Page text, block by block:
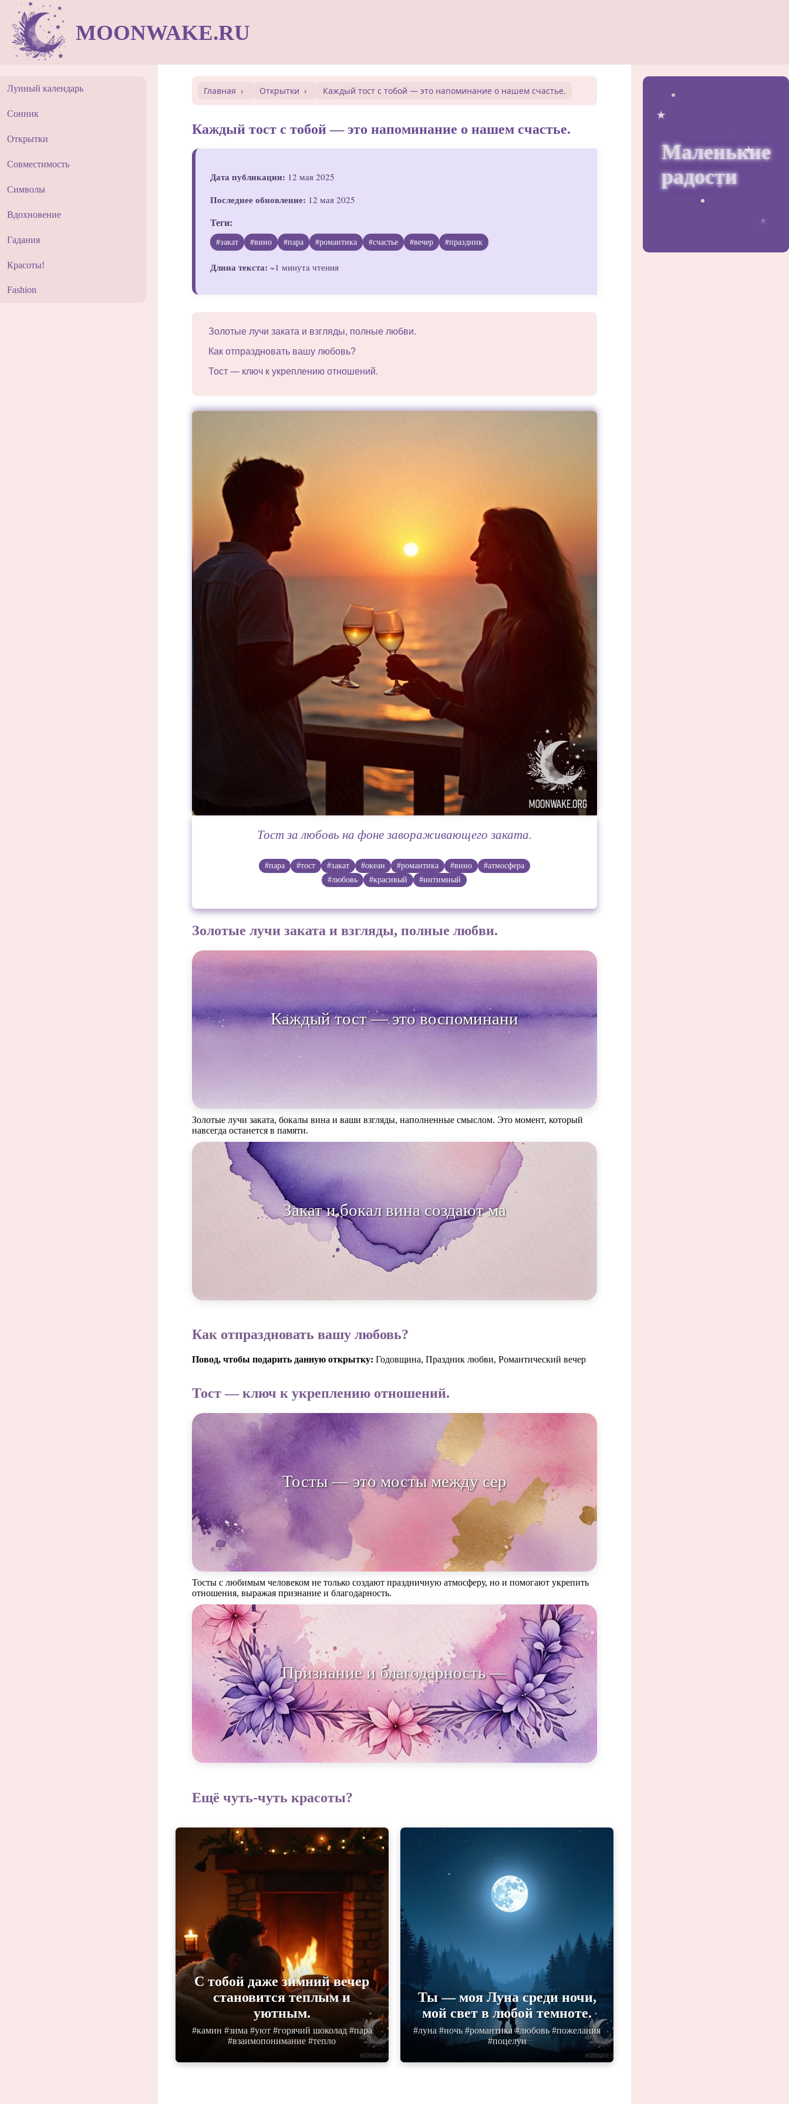
MOONWAKE.RU
Маленькие
радости
Лунный календарь
Сонник
Открытки
Совместимость
Символы
Вдохновение
Гадания
Красоты!
Fashion
Главная Открытки Каждый тост с тобой — это напоминание о нашем счастье.
Каждый тост с тобой — это напоминание о нашем счастье.
Дата публикации: 12 мая 2025
Последнее обновление: 12 мая 2025
Теги:
#закат #вино #пара #романтика #счастье #вечер #праздник
Длина текста: ~1 минута чтения
Золотые лучи заката и взгляды, полные любви.
Как отпраздновать вашу любовь?
Тост — ключ к укреплению отношений.
Тост за любовь на фоне завораживающего заката.
#пара #тост #закат #океан #романтика #вино
#атмосфера
#любовь
#красивый #интимный
Золотые лучи заката и взгляды, полные любви.
Каждый тост — это воспоминание о счастье.
Золотые лучи заката, бокалы вина и ваши взгляды, наполненные смыслом. Это момент, который
навсегда останется в памяти.
Закат и бокал вина создают магию момента.
Как отпраздновать вашу любовь?
Повод, чтобы подарить данную открытку: Годовщина, Праздник любви, Романтический вечер
Тост — ключ к укреплению отношений.
Тосты — это мосты между сердцами.
Тосты с любимым человеком не только создают праздничную атмосферу, но и помогают укрепить
отношения, выражая признание и благодарность.
Признание и благодарность — ключи к крепкой
Ещё чуть-чуть красоты?
С тобой даже зимний вечер
становится теплым и
уютным.
#камин #зима #уют #горячий шоколад #пара
#взаимопонимание #тепло
Ты — моя Луна среди ночи,
мой свет в любой темноте.
#луна #ночь #романтика #любовь #пожелания
#поцелуи